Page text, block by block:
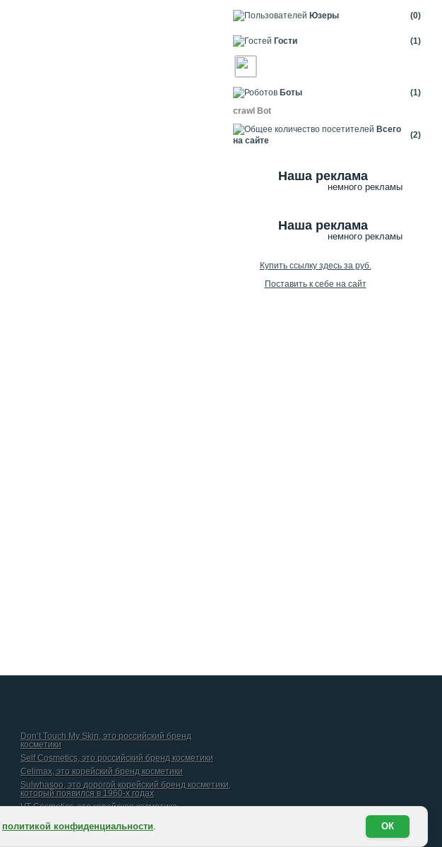
Юзеры (0)
Гости (1)
Боты
(1)
crawl Bot
Всего
на сайте
(2)
Наша реклама
немного рекламы
Наша реклама
немного рекламы
Купить ссылку здесь за руб.
Поставить к себе на сайт
Don’t Touch My Skin, это российский бренд
косметики
Self Cosmetics, это российский бренд косметики
Celimax, это корейский бренд косметики
Sulwhasoo, это дорогой корейский бренд косметики,
который появился в 1960-х годах
VT Cosmetics, это корейская косметика
политикой конфиденциальности. ОК